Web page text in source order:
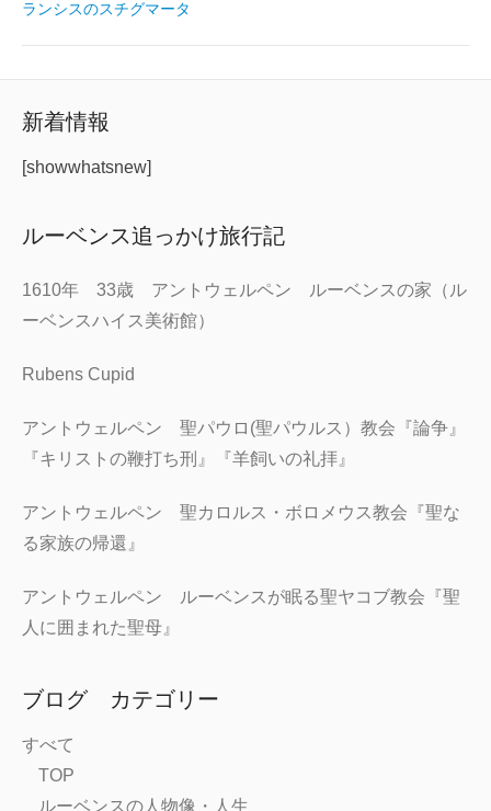
ランシスのスチグマータ
新着情報
[showwhatsnew]
ルーベンス追っかけ旅行記
1610年 33歳 アントウェルペン ルーベンスの家（ル
ーベンスハイス美術館）
Rubens Cupid
アントウェルペン 聖パウロ(聖パウルス）教会『論争』
『キリストの鞭打ち刑』『羊飼いの礼拝』
アントウェルペン 聖カロルス・ボロメウス教会『聖な
る家族の帰還』
アントウェルペン ルーベンスが眠る聖ヤコブ教会『聖
人に囲まれた聖母』
ブログ カテゴリー
すべて
TOP
ルーベンスの人物像・人生